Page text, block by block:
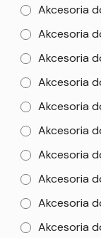
Akcesoria
Akcesoria
Akcesoria
Akcesoria
Akcesoria
Akcesoria
Akcesoria
Akcesoria
Akcesoria
Akcesoria